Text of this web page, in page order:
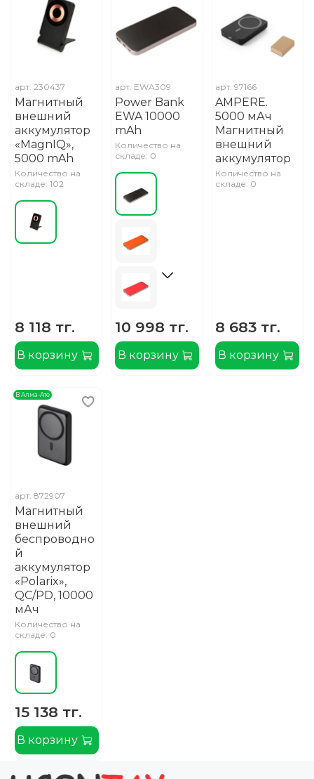
арт. 230437
Магнитный
внешний
аккумулятор
«MagnIQ»,
5000 mAh
Количество на
складе: 102
8 118 тг.
В корзину
арт. EWA309
Power Bank
EWA 10000
mAh
Количество на
складе: 0
10 998 тг.
В корзину
арт.97166
AMPERE.
5000 мАч
Магнитный
внешний
аккумулятор
Количество на
складе: 0
8 683 тг.
В корзину
В Алма-Ате
арт. 872907
Магнитный
внешний
беспроводно
й
аккумулятор
«Polarix»,
QC/PD, 10000
мАч
Количество на
складе: 0
15 138 тг.
В корзину